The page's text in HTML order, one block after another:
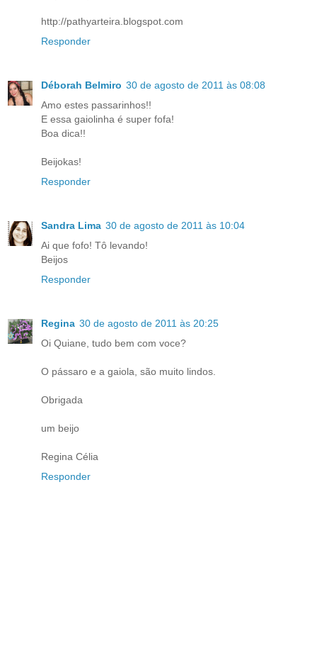
http://pathyarteira.blogspot.com
Responder
Déborah Belmiro 30 de agosto de 2011 às 08:08
Amo estes passarinhos!!
E essa gaiolinha é super fofa!
Boa dica!!
Beijokas!
Responder
Sandra Lima 30 de agosto de 2011 às 10:04
Ai que fofo! Tô levando!
Beijos
Responder
Regina 30 de agosto de 2011 às 20:25
Oi Quiane, tudo bem com voce?
O pássaro e a gaiola, são muito lindos.
Obrigada
um beijo
Regina Célia
Responder